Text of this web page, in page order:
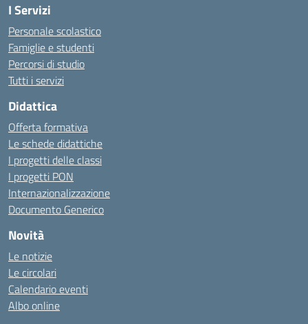
I Servizi
Personale scolastico
Famiglie e studenti
Percorsi di studio
Tutti i servizi
Didattica
Offerta formativa
Le schede didattiche
I progetti delle classi
I progetti PON
Internazionalizzazione
Documento Generico
Novità
Le notizie
Le circolari
Calendario eventi
Albo online